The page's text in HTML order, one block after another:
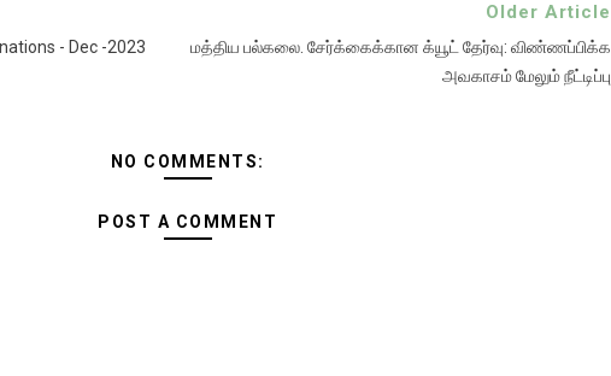
- Dec -2023
Older Article
மத்திய பல்கலை. சேர்க்கைக்கான க்யூட் தேர்வு: விண்ணப்பிக்க
அவகாசம் மேலும் நீட்டிப்பு
NO COMMENTS:
POST A COMMENT